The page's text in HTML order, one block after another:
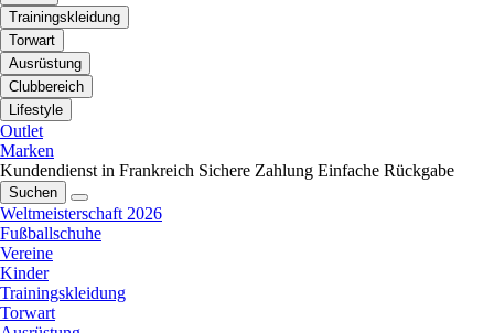
Trainingskleidung
Torwart
Ausrüstung
Clubbereich
Lifestyle
Outlet
Marken
Kundendienst in Frankreich Sichere Zahlung Einfache Rückgabe
Suchen
Weltmeisterschaft 2026
Fußballschuhe
Vereine
Kinder
Trainingskleidung
Torwart